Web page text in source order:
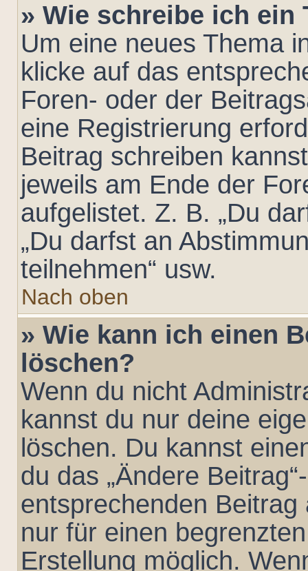
» Wie schreibe ich ein
Um eine neues Thema
klicke auf das
Foren- oder der
eine Registrierung
Beitrag schreiben
jeweils am Ende der
aufgelistet. Z. B. „Du
„Du darfst an
teilnehmen“ usw.
Nach oben
» Wie kann ich einen
löschen?
Wenn du nicht
kannst du nur deine
löschen. Du kannst
du das „Ändere
entsprechenden
nur für einen
Erstellung möglich.